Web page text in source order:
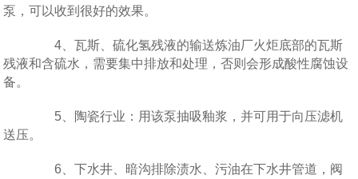
泵，可以收到很好的效果。
4、瓦斯、硫化氢残液的输送炼油厂火炬底部的瓦斯
残液和含硫水，需要集中排放和处理，否则会形成酸性腐蚀设
备。
5、陶瓷行业：用该泵抽吸釉浆，并可用于向压滤机
送压。
6、下水井、暗沟排除渍水、污油在下水井管道，阀